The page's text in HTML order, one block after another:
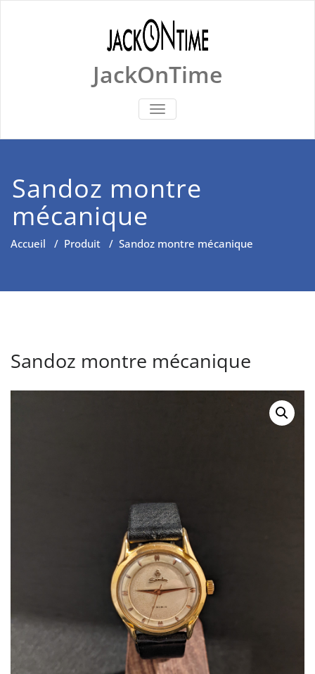
JackOnTime
BASCULER
LA
Sandoz montre
mécanique
Accueil / Produit / Sandoz montre mécanique
Sandoz montre mécanique